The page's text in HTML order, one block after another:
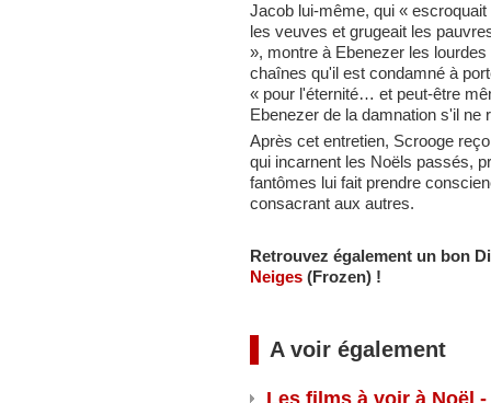
Jacob lui-même, qui « escroquait
les veuves et grugeait les
», montre à Ebenezer les lourdes
chaînes qu'il est condamné à
« pour l'éternité… et peut-être
Ebenezer de la damnation s'il ne
Après cet entretien, Scrooge
qui incarnent les Noëls passés,
fantômes lui fait prendre
consacrant aux autres.
Retrouvez également un bon
Neiges (Frozen) !
A voir également
Les films à voir à Noël